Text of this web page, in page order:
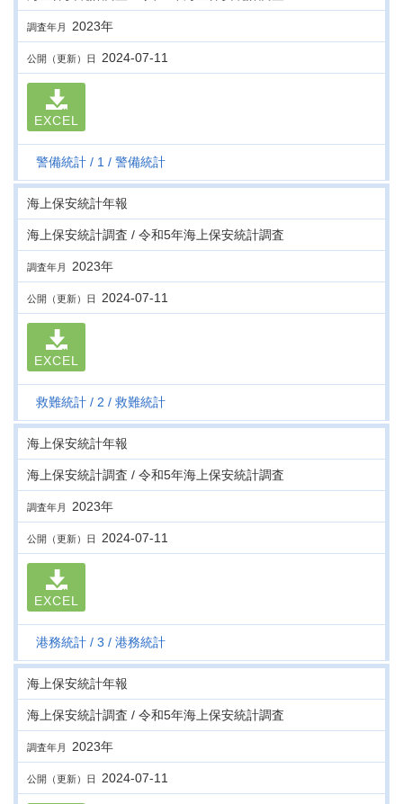
調査年月 2023年
公開（更新）日 2024-07-11
EXCEL
警備統計 1 警備統計
海上保安統計年報
海上保安統計調査 / 令和5年海上保安統計調査
調査年月 2023年
公開（更新）日 2024-07-11
EXCEL
救難統計 2 救難統計
海上保安統計年報
海上保安統計調査 / 令和5年海上保安統計調査
調査年月 2023年
公開（更新）日 2024-07-11
EXCEL
港務統計 3 港務統計
海上保安統計年報
海上保安統計調査 / 令和5年海上保安統計調査
調査年月 2023年
公開（更新）日 2024-07-11